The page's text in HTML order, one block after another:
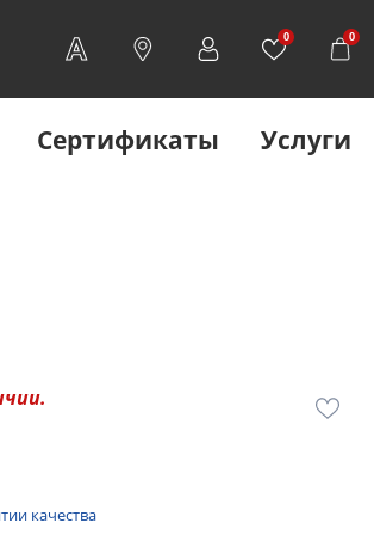
0 0
Сертификаты Услуги
качества